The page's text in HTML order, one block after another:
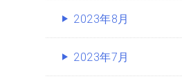
2023年8月
2023年7月